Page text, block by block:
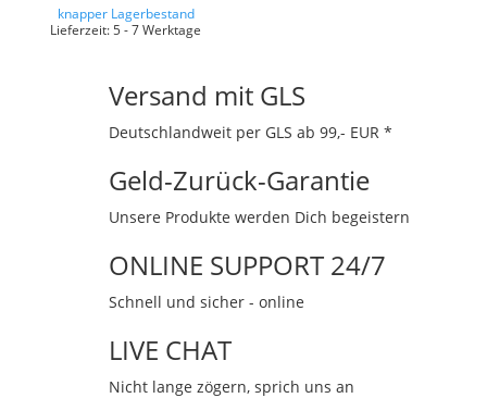
knapper Lagerbestand
Lieferzeit: 5 - 7 Werktage
Versand mit GLS
Deutschlandweit per GLS ab 99,- EUR *
Geld-Zurück-Garantie
Unsere Produkte werden Dich begeistern
ONLINE SUPPORT 24/7
Schnell und sicher - online
LIVE CHAT
Nicht lange zögern, sprich uns an